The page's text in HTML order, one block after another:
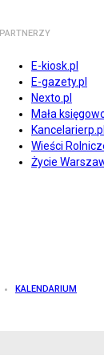
PARTNERZY
E-kiosk.pl
E-gazety.pl
Nexto.pl
Mała
Kancelarierp.pl
Wieści
Życie
KALENDARIUM